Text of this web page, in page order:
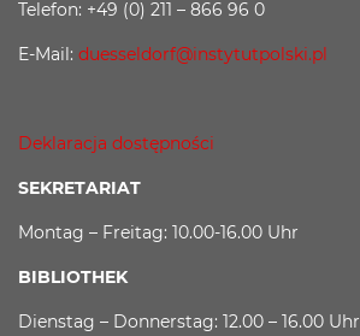
Telefon: +49 (0) 211 – 866 96 0
E-Mail: duesseldorf@instytutpolski.pl
Deklaracja dostępności
SEKRETARIAT
Montag – Freitag: 10.00-16.00 Uhr
BIBLIOTHEK
Dienstag – Donnerstag: 12.00 – 16.00 Uhr